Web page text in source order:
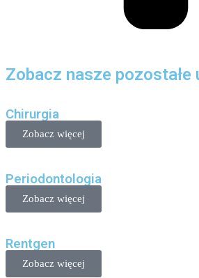
Zobacz nasze pozostałe
Chirurgia
Zobacz więcej
Periodontologia
Zobacz więcej
Rentgen
Zobacz więcej